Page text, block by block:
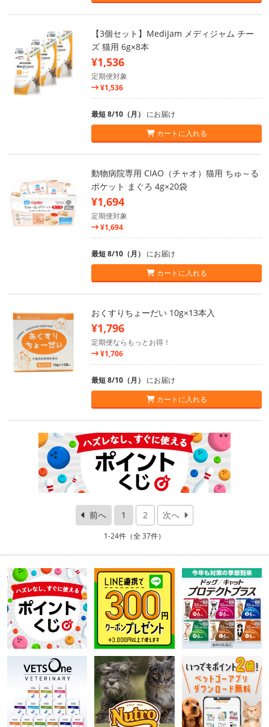
【3個セット】MediJam メディジャム チー
ズ 猫用 6g×8本
¥1,536
定期便対象
¥1,536
最短 8/10（月） にお届け
カートに入れる
動物病院専用 CIAO（チャオ）猫用 ちゅ～る
ポケット まぐろ 4g×20袋
¥1,694
定期便対象
¥1,694
最短 8/10（月） にお届け
カートに入れる
おくすりちょーだい 10g×13本入
¥1,796
定期便ならもっとお得！
¥1,706
最短 8/10（月） にお届け
カートに入れる
前へ 1 2 次へ
1-24件（全 37件）